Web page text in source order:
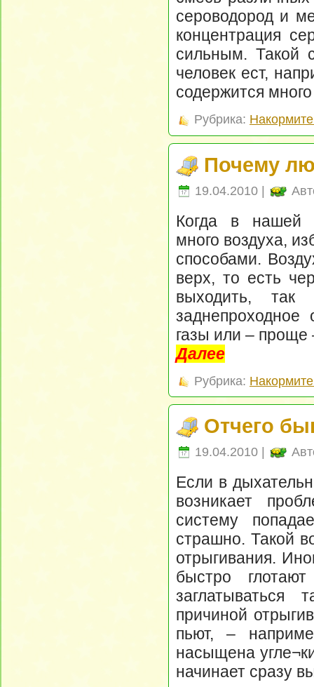
сероводород и
концентрация
сильным. Такой
человек ест,
содержится
Рубрика:
Почему
19.04.2010 |
Когда в нашей
много воздуха,
способами.
верх, то есть
выходить, так
заднепроходное
газы или – проще
Далее
Рубрика:
Отчего
19.04.2010 |
Если в
возникает
систему
страшно. Такой
отрыгивания.
быстро
заглатываться
причиной
пьют, –
насыщена
начинает сразу